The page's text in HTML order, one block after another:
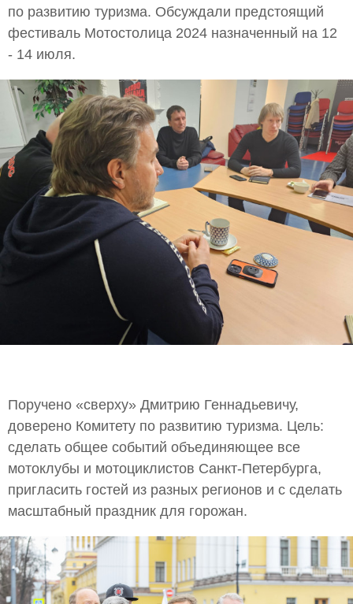
по развитию туризма. Обсуждали предстоящий
фестиваль Мотостолица 2024 назначенный на 12
- 14 июля.
Поручено «сверху» Дмитрию Геннадьевичу,
доверено Комитету по развитию туризма. Цель:
сделать общее событий объединяющее все
мотоклубы и мотоциклистов Санкт-Петербурга,
пригласить гостей из разных регионов и с сделать
масштабный праздник для горожан.